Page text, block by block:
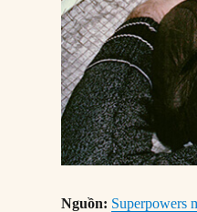
Nguồn: Superpowers